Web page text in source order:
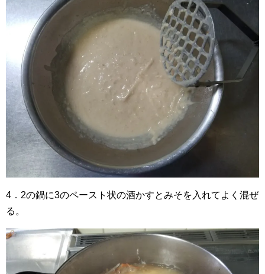
4．2の鍋に3のペースト状の酒かすとみそを入れてよく混ぜ
る。